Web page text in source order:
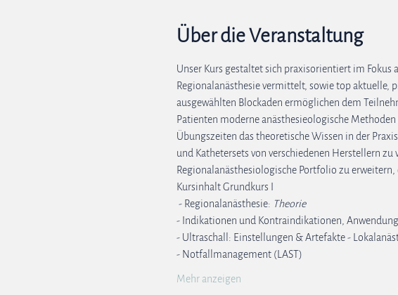
Über die Veranstaltung
Unser Kurs gestaltet sich praxisorientiert im
Regionalanästhesie vermittelt, sowie top aktuelle,
ausgewählten Blockaden ermöglichen dem
Patienten moderne anästhesieologische
Übungszeiten das theoretische Wissen in der
und Kathetersets von verschiedenen Herstellern
Regionalanästhesiologische Portfolio zu
Kursinhalt Grundkurs I
- Regionalanästhesie: Theorie
- Indikationen und Kontraindikationen,
- Ultraschall: Einstellungen & Artefakte -
- Notfallmanagement (LAST)
Mehr anzeigen